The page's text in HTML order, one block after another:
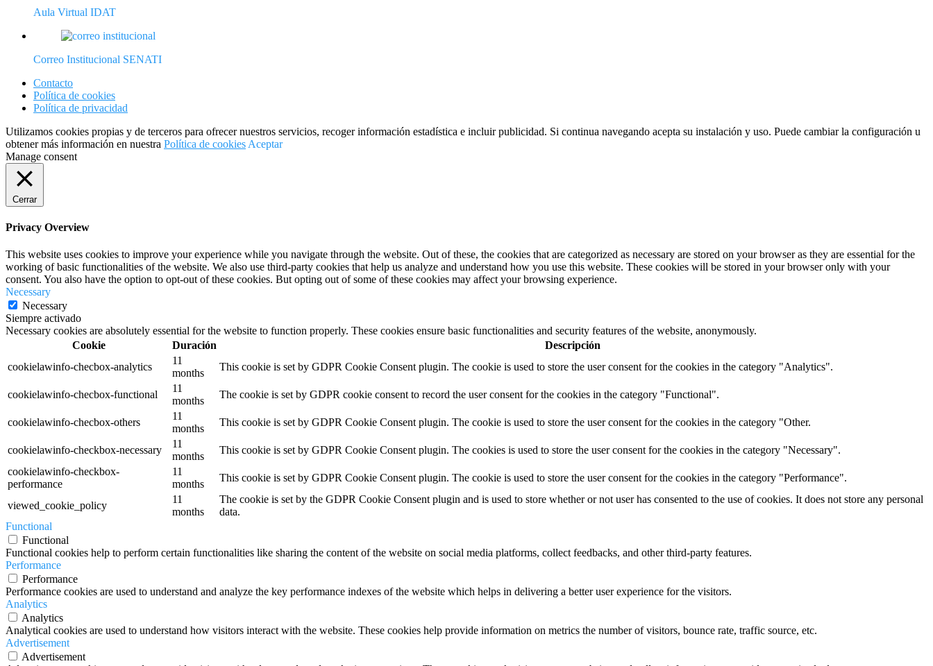
Aula Virtual IDAT
Correo Institucional SENATI
Contacto
Política de cookies
Política de privacidad
Utilizamos cookies propias y de terceros para ofrecer nuestros servicios, recoger información estadística e incluir publicidad. Si continua navegando acepta su instalación y uso. Puede cambiar la configuración u
obtener más información en nuestra Política de cookies Aceptar
Manage consent
Cerrar
Privacy Overview
This website uses cookies to improve your experience while you navigate through the website. Out of these, the cookies that are categorized as necessary are stored on your browser as they are essential for the
working of basic functionalities of the website. We also use third-party cookies that help us analyze and understand how you use this website. These cookies will be stored in your browser only with your
consent. You also have the option to opt-out of these cookies. But opting out of some of these cookies may affect your browsing experience.
Necessary
Necessary
Siempre activado
Necessary cookies are absolutely essential for the website to function properly. These cookies ensure basic functionalities and security features of the website, anonymously.
Cookie
Duración
Descripción
cookielawinfo-checbox-analytics
11
months
This cookie is set by GDPR Cookie Consent plugin. The cookie is used to store the user consent for the cookies in the category "Analytics".
cookielawinfo-checbox-functional
11
months
The cookie is set by GDPR cookie consent to record the user consent for the cookies in the category "Functional".
cookielawinfo-checbox-others
11
months
This cookie is set by GDPR Cookie Consent plugin. The cookie is used to store the user consent for the cookies in the category "Other.
cookielawinfo-checkbox-necessary
11
months
This cookie is set by GDPR Cookie Consent plugin. The cookies is used to store the user consent for the cookies in the category "Necessary".
cookielawinfo-checkbox-
performance
11
months
This cookie is set by GDPR Cookie Consent plugin. The cookie is used to store the user consent for the cookies in the category "Performance".
viewed_cookie_policy
11
months
The cookie is set by the GDPR Cookie Consent plugin and is used to store whether or not user has consented to the use of cookies. It does not store any personal
data.
Functional
Functional
Functional cookies help to perform certain functionalities like sharing the content of the website on social media platforms, collect feedbacks, and other third-party features.
Performance
Performance
Performance cookies are used to understand and analyze the key performance indexes of the website which helps in delivering a better user experience for the visitors.
Analytics
Analytics
Analytical cookies are used to understand how visitors interact with the website. These cookies help provide information on metrics the number of visitors, bounce rate, traffic source, etc.
Advertisement
Advertisement